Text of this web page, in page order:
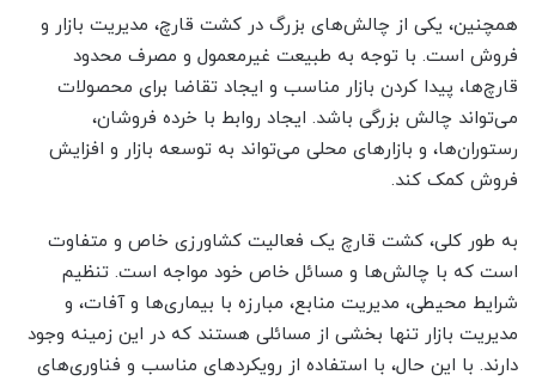
همچنین، یکی از چالش‌های بزرگ در کشت قارچ، مدیریت بازار و
فروش است. با توجه به طبیعت غیرمعمول و مصرف محدود
قارچ‌ها، پیدا کردن بازار مناسب و ایجاد تقاضا برای محصولات
می‌تواند چالش بزرگی باشد. ایجاد روابط با خرده فروشان،
رستوران‌ها، و بازارهای محلی می‌تواند به توسعه بازار و افزایش
فروش کمک کند.
به طور کلی، کشت قارچ یک فعالیت کشاورزی خاص و متفاوت
است که با چالش‌ها و مسائل خاص خود مواجه است. تنظیم
شرایط محیطی، مدیریت منابع، مبارزه با بیماری‌ها و آفات، و
مدیریت بازار تنها بخشی از مسائلی هستند که در این زمینه وجود
دارند. با این حال، با استفاده از رویکردهای مناسب و فناوری‌های